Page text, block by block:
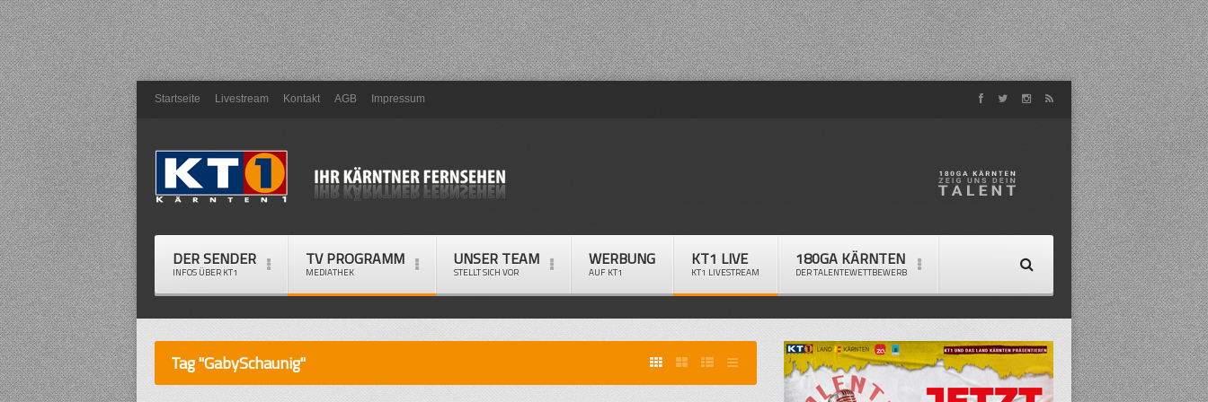
Startseite Livestream Kontakt AGB Impressum
DER SENDER
INFOS ÜBER KT1
TV PROGRAMM
MEDIATHEK
UNSER TEAM
STELLT SICH VOR
WERBUNG
AUF KT1
KT1 LIVE
KT1 LIVESTREAM
180GA KÄRNTEN
DER TALENTEWETTBEWERB
Tag "GabySchaunig"